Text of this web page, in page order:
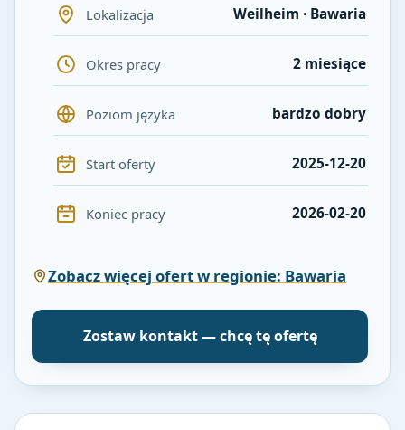
Lokalizacja Weilheim · Bawaria
Okres pracy 2 miesiące
Poziom języka bardzo dobry
Start oferty 2025-12-20
Koniec pracy 2026-02-20
Zobacz więcej ofert w regionie: Bawaria
Zostaw kontakt — chcę tę ofertę